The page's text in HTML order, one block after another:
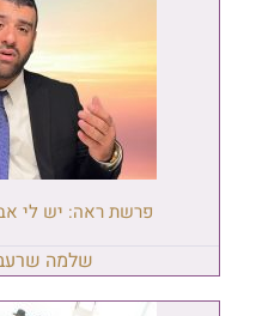
פרשת ראה: יש לי
שלמה